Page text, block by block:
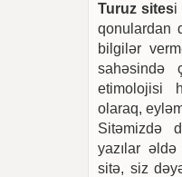
Turuz sitesi
qonulardan
bilgilər
sahəsində
etimolojisi
olaraq,
Sitəmizdə
yazılar
sitə, siz